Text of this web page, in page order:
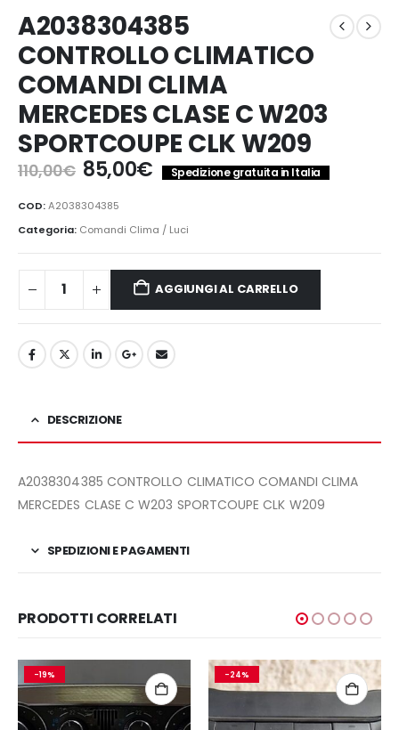
A2038304385
CONTROLLO CLIMATICO
COMANDI CLIMA
MERCEDES CLASE C W203
SPORTCOUPE CLK W209
110,00€ Il
prezzo
originale
era:
110,00€.
85,00€Il
prezzo
è:
85,00€.
Spedizione gratuita in Italia
COD:A2038304385
Categoria: Comandi Clima / Luci
AGGIUNGI AL CARRELLO
DESCRIZIONE
A2038304385 CONTROLLO CLIMATICO COMANDI CLIMA
MERCEDES CLASE C W203 SPORTCOUPE CLK W209
SPEDIZIONI E PAGAMENTI
PRODOTTI CORRELATI
-19% -24%